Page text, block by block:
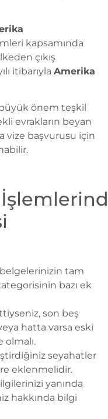
kapsamında
çıkış
itibarıyla Amerika
önem teşkil
evrakların beyan
vize başvurusu için
belgelerinizin tam
bazı ek
son beş
hatta varsa eski
seyahatler
eklenmelidir.
yanında
hakkında bilgi